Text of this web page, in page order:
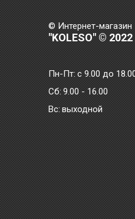
© Интернет-магазин
"KOLESO" © 2022
Пн-Пт:с 9.00 до
Сб: 9.00 - 16.00
Bc: выходной